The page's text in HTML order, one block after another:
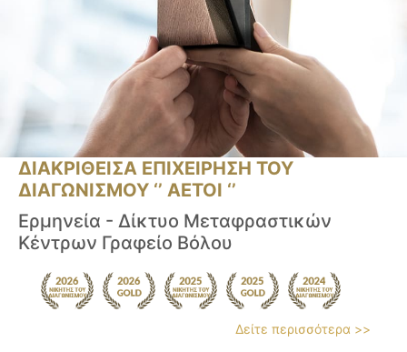
ΔΙΑΚΡΙΘΕΙΣΑ ΕΠΙΧΕΙΡΗΣΗ ΤΟΥ
ΔΙΑΓΩΝΙΣΜΟΥ ‘’ ΑΕΤΟΙ ‘’
Ερμηνεία - Δίκτυο Μεταφραστικών
Κέντρων Γραφείο Βόλου
Δείτε περισσότερα >>